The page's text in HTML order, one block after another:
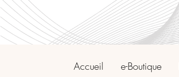
Accueil e-Boutique